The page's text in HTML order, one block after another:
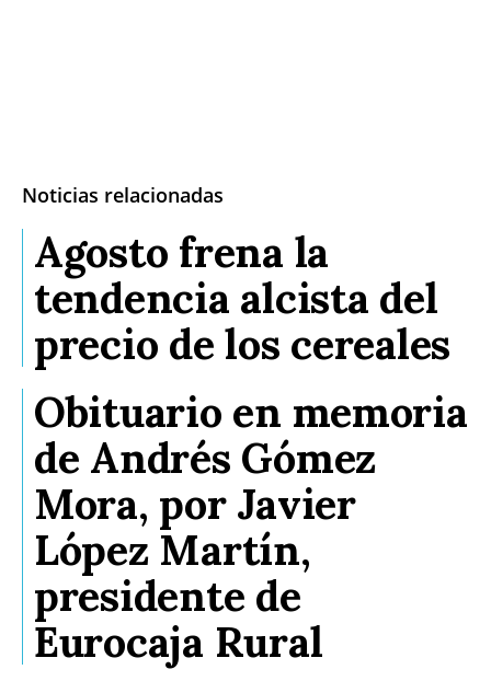
Noticias relacionadas
Agosto frena la
tendencia alcista del
precio de los cereales
Obituario en memoria
de Andrés Gómez
Mora, por Javier
López Martín,
presidente de
Eurocaja Rural